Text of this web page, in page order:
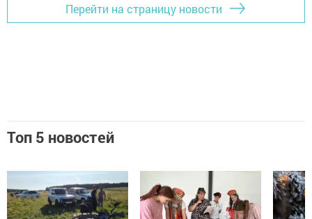
Перейти на страницу новости
Топ 5 новостей